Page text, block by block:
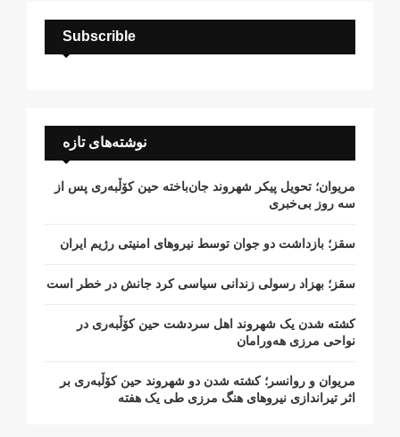
Subscrible
نوشته‌های تازه
مریوان؛ تحویل پیکر شهروند جان‌باخته حین کۆڵبەری پس از
سە روز بی‌خبری
سقز؛ بازداشت دو جوان توسط نیروهای امنیتی رژیم ایران
سقز؛ بهزاد رسولی زندانی سیاسی کرد جانش در خطر است
کشتە شدن یک شهروند اهل سردشت حین کۆڵبەری در
نواحی مرزی هەورامان
مریوان و روانسر؛ کشته شدن دو شهروند حین کۆڵبەری بر
اثر تیراندازی نیروهای هنگ مرزی طی یک هفته